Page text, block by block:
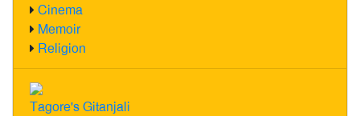
Cinema
Memoir
Religion
Tagore's Gitanjali